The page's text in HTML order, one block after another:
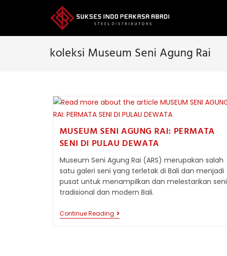
koleksi Museum Seni Agung Rai
MUSEUM SENI AGUNG RAI: PERMATA
SENI DI PULAU DEWATA
Museum Seni Agung Rai (ARS) merupakan salah
satu galeri seni yang terletak di Bali dan menjadi
pusat untuk menampilkan dan melestarikan seni
tradisional dan modern Bali.
Continue ReadingMUSEUM
SENI